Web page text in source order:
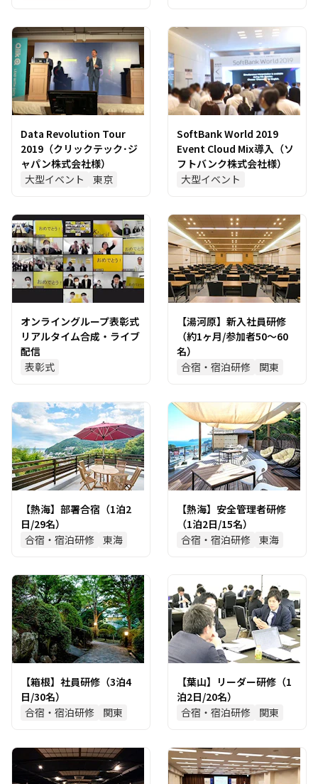
Data Revolution Tour
2019（クリックテック･ジ
ャパン株式会社様）
大型イベント
東京
SoftBank World 2019
Event Cloud Mix導入（ソ
フトバンク株式会社様）
大型イベント
オンライングループ表彰式
リアルタイム合成・ライブ
配信
表彰式
【湯河原】新入社員研修
（約1ヶ月/参加者50～60
名）
合宿・宿泊研修
関東
【熱海】部署合宿（1泊2
日/29名）
合宿・宿泊研修 東海
【熱海】安全管理者研修
（1泊2日/15名）
合宿・宿泊研修 東海
【箱根】社員研修（3泊4
日/30名）
合宿・宿泊研修
関東
【葉山】リーダー研修（1
泊2日/20名）
合宿・宿泊研修
関東